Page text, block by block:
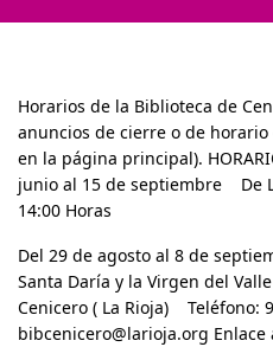
Horarios de la Biblioteca de
anuncios de cierre o de
en la página principal).
junio al 15 de septiembre De
14:00 Horas
Del 29 de agosto al 8 de
Santa Daría y la Virgen del
Cenicero ( La Rioja) Teléfono:
bibcenicero@larioja.org Enlace